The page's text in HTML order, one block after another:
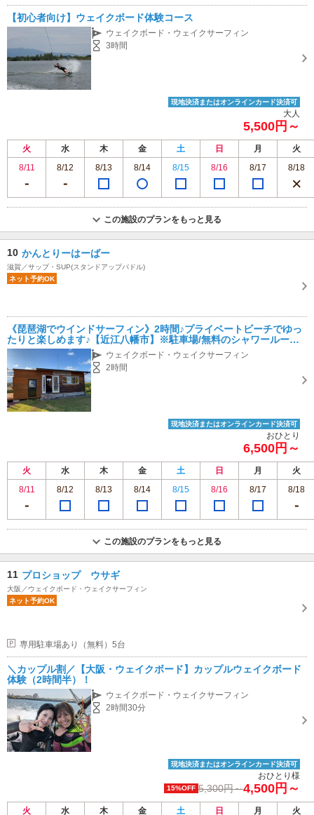
【初心者向け】ウェイクボード体験コース
ウェイクボード・ウェイクサーフィン
3時間
現地決済またはオンラインカード決済可
大人
5,500円～
火 水 木 金 土 日 月
火
8/11
8/12 8/13 8/14 8/15 8/16 8/17 8/18
この施設のプランをもっと見る
10 かんとりーはーばー
滋賀／サップ・SUP(スタンドアップパドル)
ネット予約OK
《琵琶湖でウインドサーフィン》2時間♪プライベートビーチでゆっ
たりと楽しめます♪【近江八幡市】※駐車場/無料のシャワールーム/
水洗トイレ有※
ウェイクボード・ウェイクサーフィン
2時間
現地決済またはオンラインカード決済可
おひとり
6,500円～
火 水 木 金 土 日 月
火
8/11
8/12 8/13 8/14 8/15 8/16 8/17 8/18
この施設のプランをもっと見る
11 プロショップ ウサギ
大阪／ウェイクボード・ウェイクサーフィン
ネット予約OK
専用駐車場あり（無料）5台
＼カップル割／【大阪・ウェイクボード】カップルウェイクボード
体験（2時間半）！
ウェイクボード・ウェイクサーフィン
2時間30分
現地決済またはオンラインカード決済可
おひとり様
15%OFF 5,300円～4,500円～
火 水 木 金 土 日 月 火